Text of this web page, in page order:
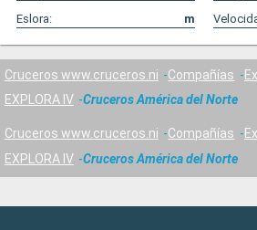
Eslora:
m
Cruceros www.cruceros.ni Compañías
EXPLORA IV
Cruceros América del Norte
Cruceros www.cruceros.ni Compañías
EXPLORA IV
Cruceros América del Norte